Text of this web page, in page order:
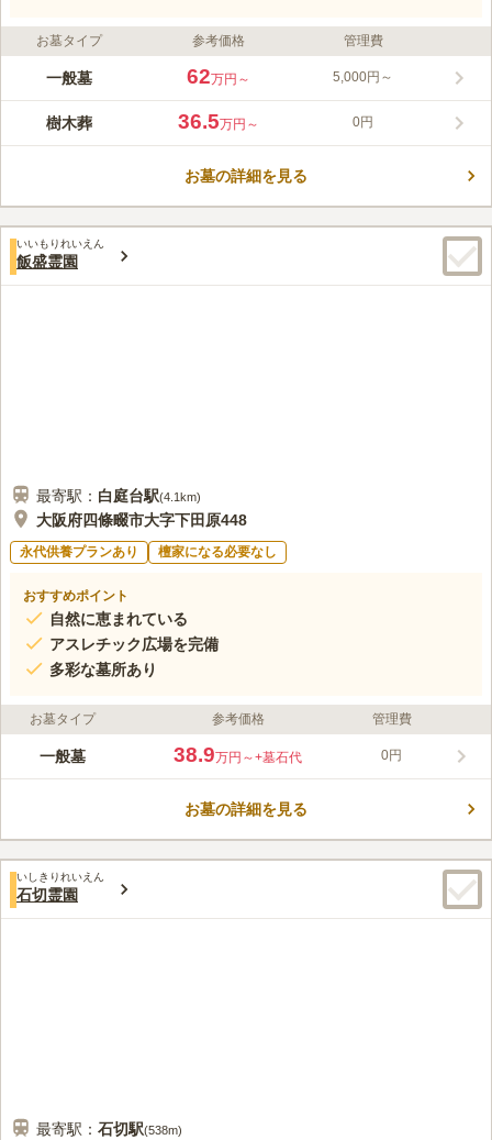
お墓タイプ 参考価格 管理費
一般墓 62万円～ 5,000円～
樹木葬 36.5万円～ 0円
お墓の詳細を見る
いいもりれいえん
飯盛霊園
最寄駅： 白庭台駅(4.1km)
大阪府四條畷市大字下田原448
永代供養プランあり 檀家になる必要なし
おすすめポイント
自然に恵まれている
アスレチック広場を完備
多彩な墓所あり
お墓タイプ 参考価格 管理費
一般墓 38.9万円～+墓石代 0円
お墓の詳細を見る
いしきりれいえん
石切霊園
最寄駅： 石切駅(538m)